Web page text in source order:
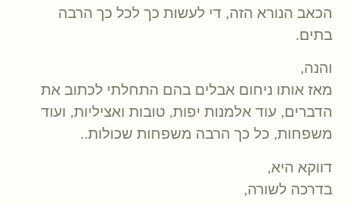
הכאב הנורא הזה, די לעשות כך לכל כך הרבה
בתים.
והנה,
מאז אותו ניחום אבלים בהם התחלתי לכתוב את
הדברים, עוד אלמנות יפות, טובות ואציליות, ועוד
משפחות, כל כך הרבה משפחות שכולות..
דווקא היא,
בדרכה לשורה,